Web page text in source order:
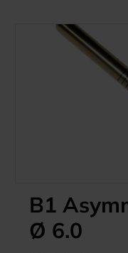
Bildergalerie
B1
Ø 6.0